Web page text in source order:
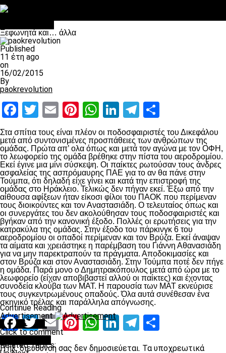
Ξεφωνητά και… άλλα
Published
11 έτη ago
on
16/02/2015
By
paokrevolution
Facebook
Twitter
EmailPinterest
WhatsApp
LinkedIn
Telegram
Στα σπίτια τους είναι πλέον οι ποδοσφαιριστές του Δικεφάλου
μετά από συντονισμένες προσπάθειες των ανθρώπων της
ομάδας. Πρώτα απ’ ολα όπως και μετά τον αγώνα με τον ΟΦΗ,
το λεωφορείο της ομάδα βρέθηκε στην πίστα του αεροδρομίου.
Εκεί έγινε μια μίνι σύσκεψη. Οι παίκτες ρωτούσαν τους άνδρες
ασφαλείας της ασπρόμαυρης ΠΑΕ για το αν θα πάνε στην
Τούμπα, ότι δηλαδή είχε γίνει και κατά την επιστροφή της
ομάδας στο Ηράκλειο. Τελικώς δεν πήγαν εκεί. Έξω από την
αίθουσα αφίξεων ήταν είκοσι φίλοι του ΠΑΟΚ που περίμεναν
τους διοικούντες και τον Αναστασιάδη. Ο τελευταίος όπως και
οι συνεργάτες του δεν ακολούθησαν τους ποδοσφαιριστές και
βγήκαν από την κανονική έξοδο. Πολλές οι ερωτήσεις για την
κατρακύλα της ομάδας. Στην έξοδο του πάρκινγκ 6 του
αεροδρομίου οι οπαδοί περίμεναν και τον Βρύζα. Εκεί άναψαν
τα αίματα και χρειάστηκε η παρέμβαση του Γιάννη Αθανασιάδη
για να μην παρεκτραπούν τα πράγματα. Αποδοκιμασίες και
στον Βρύζα και στον Αναστασιάδη. Στην Τούμπα ποτέ δεν πήγε
η ομάδα. Παρά μονο ο Δημητρακόπουλος μετά από ώρα με το
λεωφορείο (είχαν αποβιβαστεί αλλού οι παίκτες) και έχοντας
συνοδεία κλούβα των ΜΑΤ. Η παρουσία των ΜΑΤ εκνεύρισε
τους συγκεντρωμένους οπαδούς. Όλα αυτά συνέθεσαν ένα
σκηνικό τρέλας και παράλληλα απόγνωσης.
Facebook
Twitter
EmailPinterest
WhatsApp
LinkedIn
Telegram
Related Topics:
Continue Reading
Advertisement
You may like
Click to comment
Η ηλ. διεύθυνση σας δεν δημοσιεύεται. Τα υποχρεωτικά